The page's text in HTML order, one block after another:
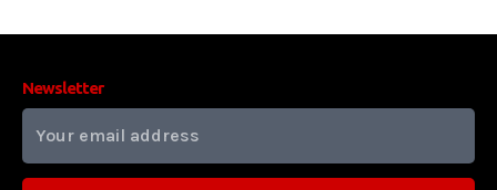
Newsletter